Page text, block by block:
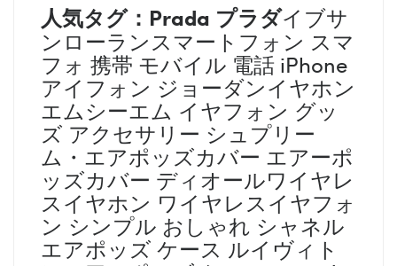
人気タグ： Prada プラダイブサ
ンローランスマートフォン スマ
フォ 携帯 モバイル 電話 iPhone
アイフォン ジョーダンイヤホン
エムシーエム イヤフォン グッ
ズ アクセサリー シュプリー
ム・エアポッズカバー エアーポ
ッズカバー ディオールワイヤレ
スイヤホン ワイヤレスイヤフォ
ン シンプル おしゃれ シャネル
エアポッズ ケース ルイヴィト